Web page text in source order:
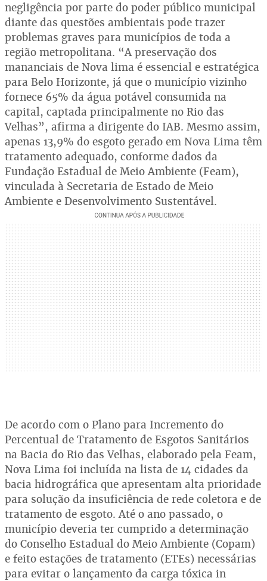
negligência por parte do poder público municipal
diante das questões ambientais pode trazer
problemas graves para municípios de toda a
região metropolitana. “A preservação dos
mananciais de Nova lima é essencial e estratégica
para Belo Horizonte, já que o município vizinho
fornece 65% da água potável consumida na
capital, captada principalmente no Rio das
Velhas”, afirma a dirigente do IAB. Mesmo assim,
apenas 13,9% do esgoto gerado em Nova Lima têm
tratamento adequado, conforme dados da
Fundação Estadual de Meio Ambiente (Feam),
vinculada à Secretaria de Estado de Meio
Ambiente e Desenvolvimento Sustentável.
De acordo com o Plano para Incremento do
Percentual de Tratamento de Esgotos Sanitários
na Bacia do Rio das Velhas, elaborado pela Feam,
Nova Lima foi incluída na lista de 14 cidades da
bacia hidrográfica que apresentam alta prioridade
para solução da insuficiência de rede coletora e de
tratamento de esgoto. Até o ano passado, o
município deveria ter cumprido a determinação
do Conselho Estadual do Meio Ambiente (Copam)
e feito estações de tratamento (ETEs) necessárias
para evitar o lançamento da carga tóxica in